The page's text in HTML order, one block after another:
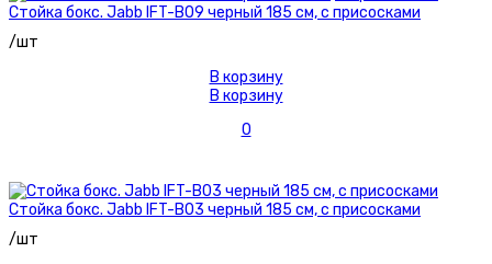
Стойка бокс. Jabb IFT-B09 черный 185 см, с присосками
/шт
В корзину
В корзину
0
Стойка бокс. Jabb IFT-B03 черный 185 см, с присосками
/шт